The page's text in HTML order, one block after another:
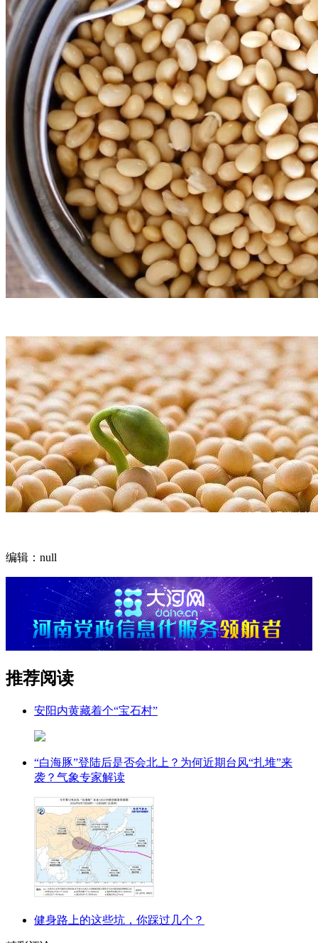
编辑：null
推荐阅读
安阳内黄藏着个“宝石村”
“白海豚”登陆后是否会北上？为何近期台风“扎堆”来
袭？气象专家解读
健身路上的这些坑，你踩过几个？